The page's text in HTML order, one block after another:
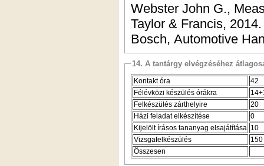
Webster John G.,
Taylor & Francis, 2014.
Bosch, Automotive
14. A tantárgy elvégzéséhez
Kontakt óra
42
Félévközi készülés órákra
Felkészülés zárthelyire
20
Házi feladat elkészítése
0
Kijelölt írásos tananyag elsajátítása 10
Vizsgafelkészülés
150
Összesen